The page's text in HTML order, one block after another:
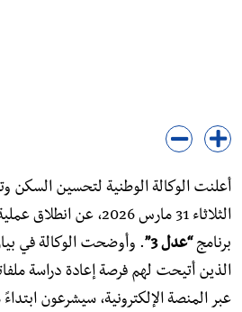
​أعلنت الوكالة الوطنية لتحسين السكن
الثلاثاء 31 مارس 2026،
برنامج“عدل 3”
. وأوضحت الوكالة في
الذين أتيحت لهم فرصة إعادة دراسة
عبر المنصة الإلكترونية، سيشرعون